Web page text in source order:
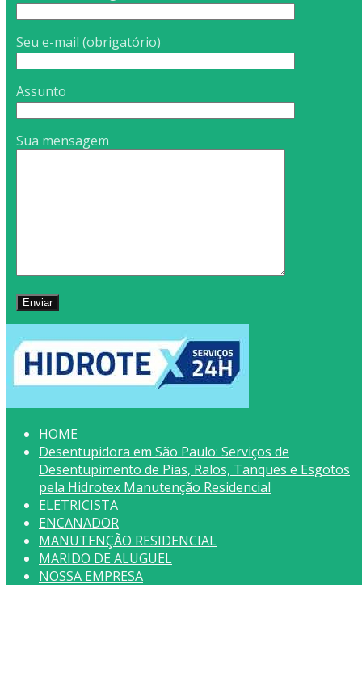
Seu e-mail (obrigatório)
Assunto
Sua mensagem
HOME
Desentupidora em São Paulo: Serviços de
Desentupimento de Pias, Ralos, Tanques e Esgotos
pela Hidrotex Manutenção Residencial
ELETRICISTA
ENCANADOR
MANUTENÇÃO RESIDENCIAL
MARIDO DE ALUGUEL
NOSSA EMPRESA